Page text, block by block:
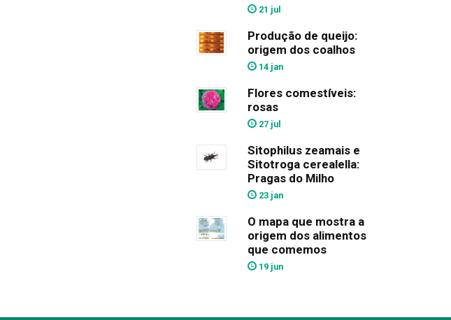
21 jul
Produção de queijo:
origem dos coalhos
14 jan
Flores comestíveis:
rosas
27 jul
Sitophilus zeamais e
Sitotroga cerealella:
Pragas do Milho
23 jan
O mapa que mostra a
origem dos alimentos
que comemos
19 jun